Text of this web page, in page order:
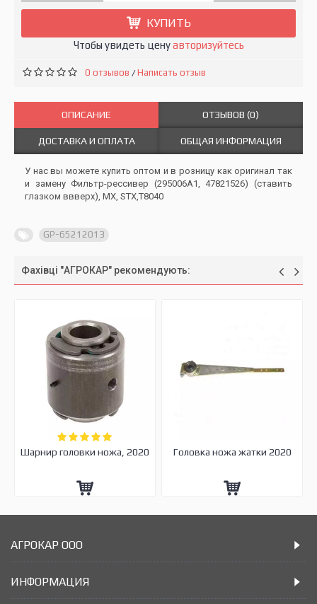
КУПИТЬ
Чтобы увидеть ценуавторизуйтесь
0 отзывов /Написать отзыв
ОПИСАНИЕ ОТЗЫВОВ (0)
ДОСТАВКА И ОПЛАТА ОБЩАЯ ИНФОРМАЦИЯ
У нас вы можете купить оптом и в розницу как оригинал так
и замену Фильтр-рессивер (295006A1, 47821526) (ставить
глазком ввверх), MX, STX,T8040
GP-65212013
Фахівці "АГРОКАР" рекомендують:
Шарнир головки ножа, 2020 Головка ножа жатки 2020
АГРОКАР ООО
ИНФОРМАЦИЯ